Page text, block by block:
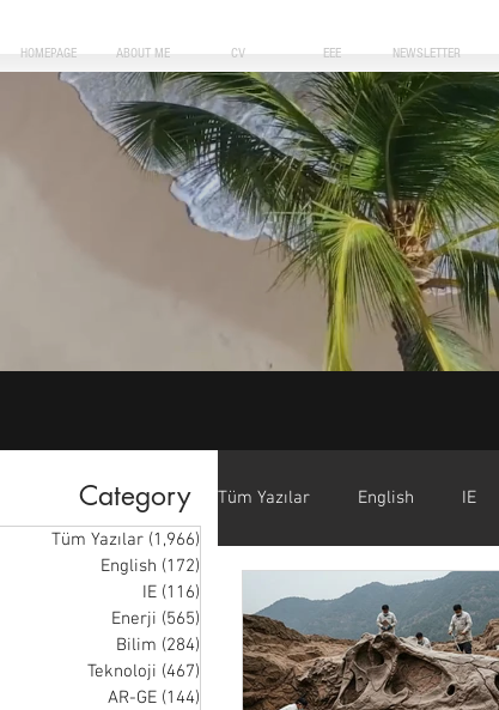
HOMEPAGE ABOUT ME CV EEE NEWSLETTER
Category
Tüm Yazılar (1,966)
English (172) 172 posts
IE (116)
Enerji (565) 565 posts
Bilim (284) 284 posts
Teknoloji (467) 467 posts
AR-GE (144) 144 posts
Tüm Yazılar English IE
Tarih Uygulamalar
Liderlik Girişimcilik